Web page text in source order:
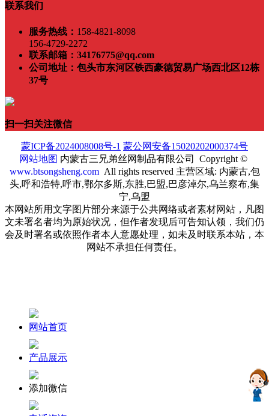
联系我们
服务热线： 158-4821-8098
156-4729-2272
联系邮箱： 34176775@qq.com
公司地址： 包头市东河区铁西豪德贸易广场西北区12栋
37号
扫一扫关注微信
蒙ICP备2024008008号-1 蒙公网安备15020202000374号
网站地图 内蒙古三兄弟丝网制品有限公司 Copyright ©
www.btsongsheng.comAll rights reserved 主营区域: 内蒙古,包
头,呼和浩特,呼市,鄂尔多斯,东胜,巴盟,巴彦淖尔,乌兰察布,集
宁,乌盟
本网站所用文字图片部分来源于公共网络或者素材网站，凡图
文未署名者均为原始状况，但作者发现后可告知认领，我们仍
会及时署名或依照作者本人意愿处理，如未及时联系本站，本
网站不承担任何责任。
网站首页
产品展示
添加微信